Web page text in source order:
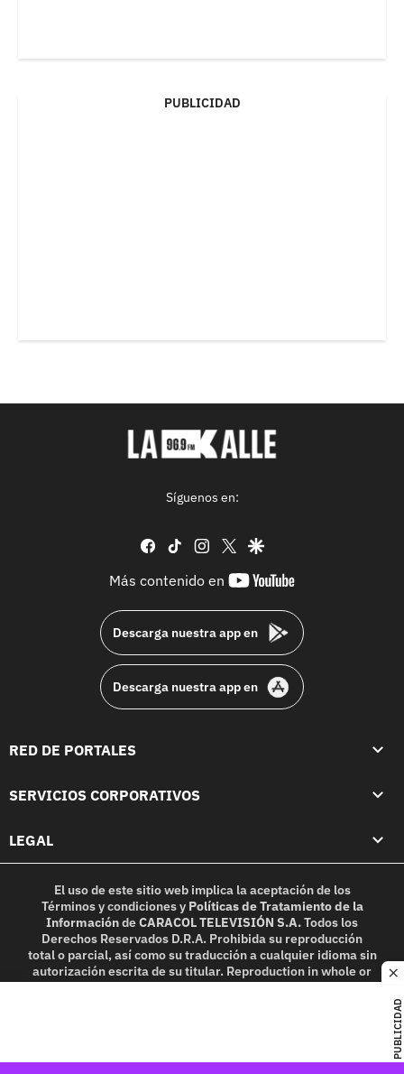
PUBLICIDAD
PUBLICIDAD
Síguenos en:
facebook
tiktok instagram
twittergoogle
Más contenido en
youtube-
Descarga nuestra app en
Descarga nuestra app en
RED DE PORTALES
SERVICIOS CORPORATIVOS
LEGAL
El uso de este sitio web implica la aceptación de los
Términos y condicionesy Políticas de Tratamiento de la
InformacióndeCARACOL TELEVISIÓN S.A.Todos los
Derechos Reservados D.R.A. Prohibida su reproducción
total o parcial, así como su traducción a cualquier idioma sin
autorización escrita de su titular. Reproduction in whole or
in part, or translation without written permission is